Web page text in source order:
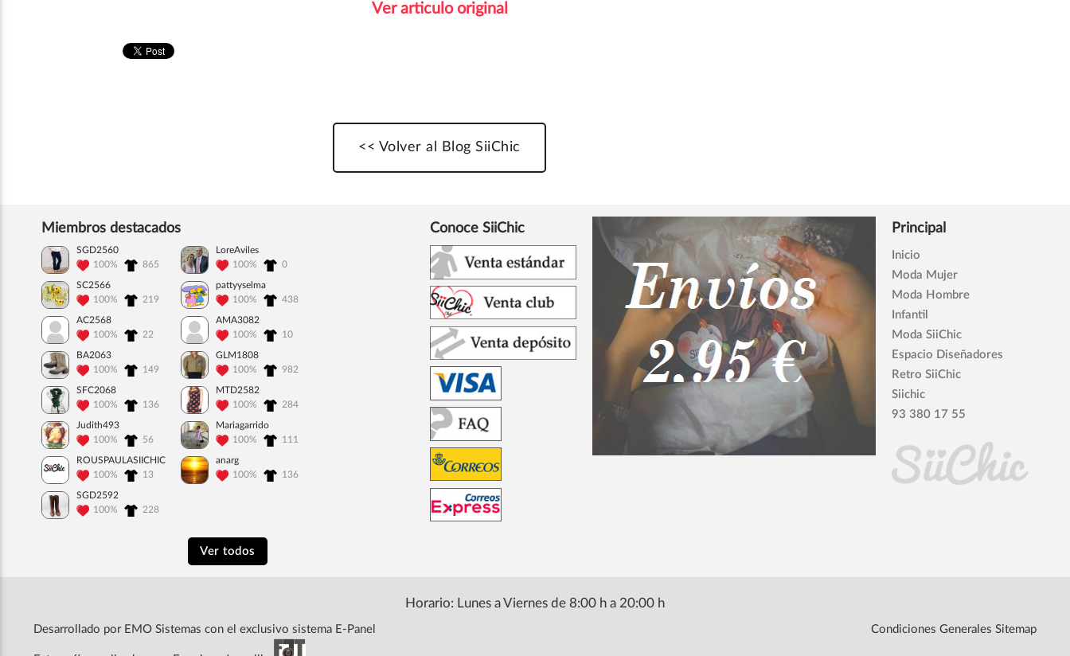
Ver articulo original
<< Volver al Blog SiiChic
Miembros destacados
SGD2560
100%
865
LoreAviles
100%
0
SC2566
100%
219
pattyyselma
100%
438
AC2568
100%
22
AMA3082
100%
10
BA2063
100%
149
GLM1808
100%
982
SFC2068
100%
136
MTD2582
100%
284
Judith493
100%
56
Mariagarrido
100%
111
ROUSPAULASIICHIC
100%
13
anarg
100%
136
SGD2592
100%
228
Ver todos
Conoce SiiChic Principal
Inicio
Moda Mujer
Moda Hombre
Infantil
Moda SiiChic
Espacio Diseñadores
Retro SiiChic
Siichic
93 380 17 55
Horario: Lunes a Viernes de 8:00 h a 20:00 h
Condiciones Generales Sitemap
Desarrollado por EMO Sistemas con el exclusivo sistema E-Panel